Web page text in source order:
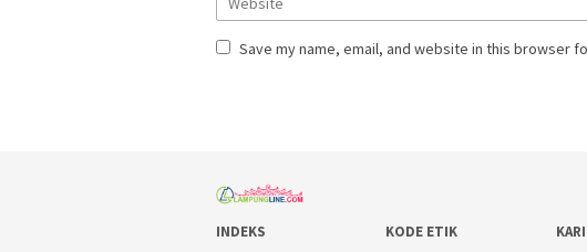
Save my name, email, and website in this browser
INDEKS KODE ETIK